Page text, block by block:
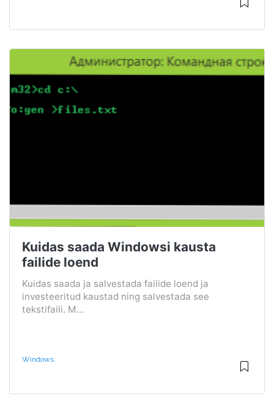
Kuidas saada Windowsi kausta
failide loend
Kuidas saada ja salvestada failide loend ja
investeeritud kaustad ning salvestada see
tekstifaili. M...
Windows